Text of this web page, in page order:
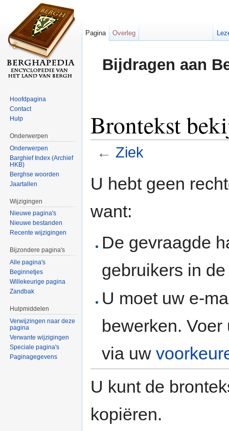
Bijdragen aan
Brontekst
← Ziek
U hebt geen
want:
De gevraagde
gebruikers in
U moet uw e-
bewerken.
via uw
U kunt de
kopiëren.
Pagina Overleg
Hoofdpagina
Contact
Hulp
Onderwerpen
Onderwerpen
Barghief Index (Archief
HKB)
Berghse woorden
Jaartallen
Wijzigingen
Nieuwe pagina's
Nieuwe bestanden
Recente wijzigingen
Bijzondere pagina's
Alle pagina's
Beginnetjes
Willekeurige pagina
Zandbak
Hulpmiddelen
Verwijzingen naar deze
pagina
Verwante wijzigingen
Speciale pagina's
Paginagegevens